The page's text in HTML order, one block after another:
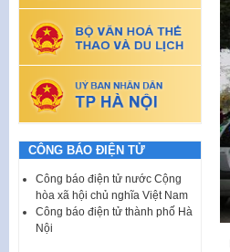
CÔNG BÁO ĐIỆN TỬ
Công báo điện tử nước Cộng
hòa xã hội chủ nghĩa Việt Nam
Công báo điện tử thành phố Hà
Nội